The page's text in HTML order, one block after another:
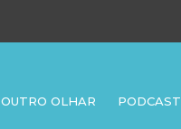
OUTRO OLHAR PODCAST